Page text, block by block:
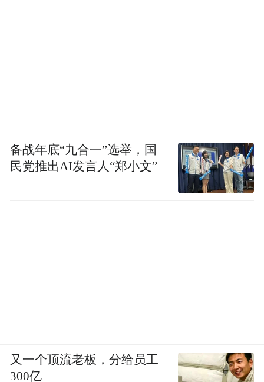
备战年底“九合一”选举，国
民党推出AI发言人“郑小文”
又一个顶流老板，分给员工
300亿